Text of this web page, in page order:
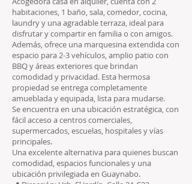
habitaciones, 1 baño, sala, comedor, cocina,
laundry y una agradable terraza, ideal para
disfrutar y compartir en familia o con amigos.
Además, ofrece una marquesina extendida con
espacio para 2-3 vehículos, amplio patio con
BBQ y áreas exteriores que brindan
comodidad y privacidad. Esta hermosa
propiedad se entrega completamente
amueblada y equipada, lista para mudarse.
Se encuentra en una ubicación estratégica, con
fácil acceso a centros comerciales,
supermercados, escuelas, hospitales y vías
principales.
Una excelente alternativa para quienes buscan
comodidad, espacios funcionales y una
ubicación privilegiada en Guaynabo.